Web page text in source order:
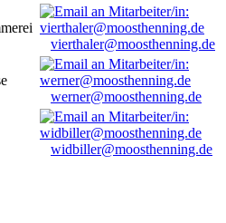
vierthaler@moosthenning.de
werner@moosthenning.de
widbiller@moosthenning.de